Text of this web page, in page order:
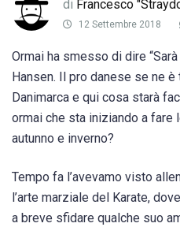
di Francesco
12 Settembre 2018
Ormai ha smesso di dire
Hansen. Il pro danese se ne è
Danimarca e qui cosa starà
ormai che sta iniziando a
autunno e inverno?
Tempo fa l’avevamo visto
l’arte marziale del Karate,
a breve sfidare qualche suo